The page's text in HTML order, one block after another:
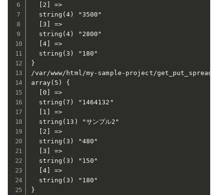
  [2] =>
  string(4) "3500"
  [3] =>
  string(4) "2800"
  [4] =>
  string(3) "180"
}
/var/www/html/my-sample-project/
array(5) {
  [0] =>
  string(7) "1464132"
  [1] =>
  string(13) "サンプル2"
  [2] =>
  string(3) "480"
  [3] =>
  string(3) "150"
  [4] =>
  string(3) "180"
}